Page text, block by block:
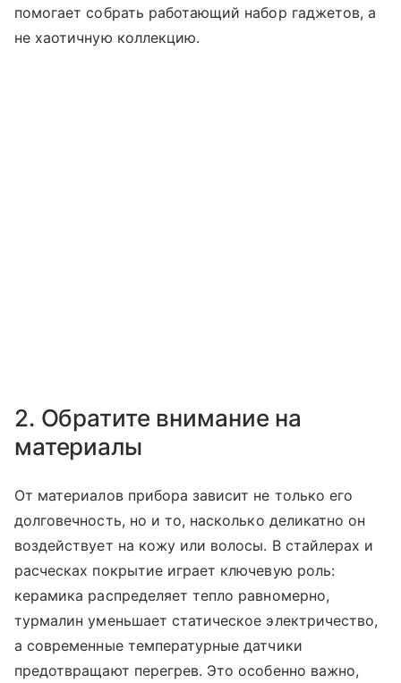
помогает собрать работающий набор гаджетов, а
не хаотичную коллекцию.
2. Обратите внимание на
материалы
От материалов прибора зависит не только его
долговечность, но и то, насколько деликатно он
воздействует на кожу или волосы. В стайлерах и
расческах покрытие играет ключевую роль:
керамика распределяет тепло равномерно,
турмалин уменьшает статическое электричество,
а современные температурные датчики
предотвращают перегрев. Это особенно важно,